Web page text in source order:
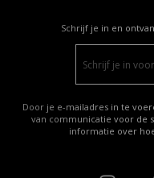
Schrijf je in en
Door je e-mailadres in te
van communicatie voor de
informatie over